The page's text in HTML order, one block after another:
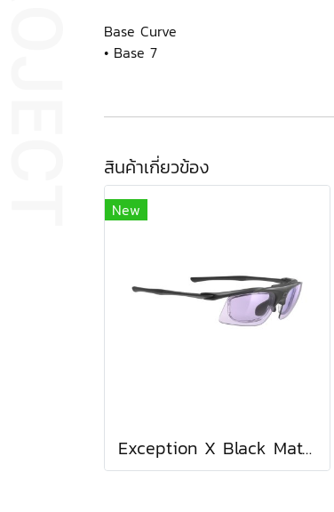
Base Curve
• Base 7
สินค้าเกี่ยวข้อง
New
Exception X Black Matte / ImpactX Photochromic 2 Laser Purple